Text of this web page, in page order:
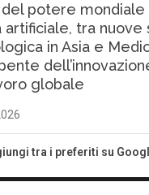
potere
artificiale, tra
in Asia e
globale
tra i preferiti su